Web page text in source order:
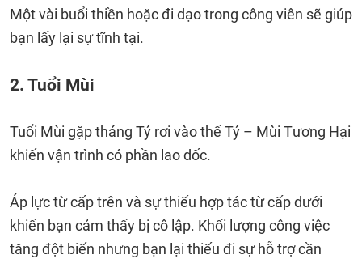
Một vài buổi thiền hoặc đi dạo trong công viên sẽ giúp
bạn lấy lại sự tĩnh tại.
2. Tuổi Mùi
Tuổi Mùi gặp tháng Tý rơi vào thế Tý – Mùi Tương Hại
khiến vận trình có phần lao dốc.
Áp lực từ cấp trên và sự thiếu hợp tác từ cấp dưới
khiến bạn cảm thấy bị cô lập. Khối lượng công việc
tăng đột biến nhưng bạn lại thiếu đi sự hỗ trợ cần